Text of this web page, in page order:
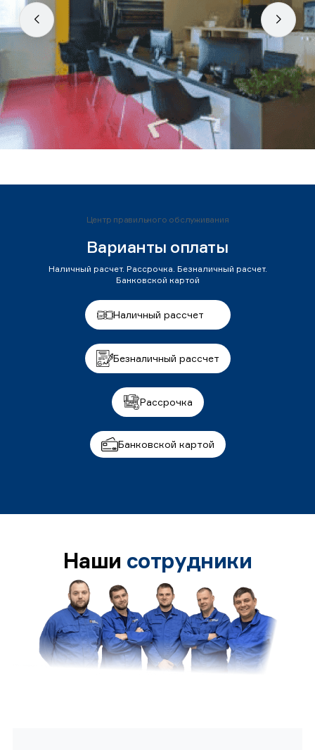
Центр правильного обслуживания
Варианты оплаты
Наличный расчет. Рассрочка. Безналичный расчет.
Банковской картой
Наличный рассчет
Безналичный рассчет
Рассрочка
Банковской картой
Наши сотрудники